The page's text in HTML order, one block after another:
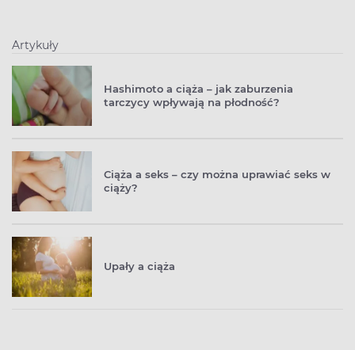
Artykuły
Hashimoto a ciąża – jak zaburzenia
tarczycy wpływają na płodność?
Ciąża a seks – czy można uprawiać seks w
ciąży?
Upały a ciąża